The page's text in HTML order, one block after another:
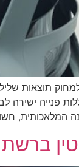
תוצאות
המלאכותית,
ברשת